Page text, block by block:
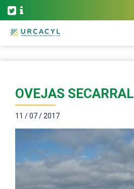
OVEJAS SECARRAL
11 / 07 / 2017